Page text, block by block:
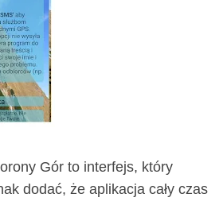
Gór to interfejs, który
dodać, że aplikacja cały czas